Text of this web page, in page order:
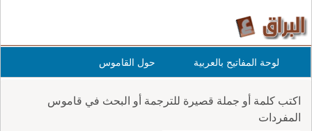
لوحة المفاتيح بالعربية حول القاموس
اكتب كلمة أو جملة قصيرة للترجمة أو البحث في قاموس
المفردات